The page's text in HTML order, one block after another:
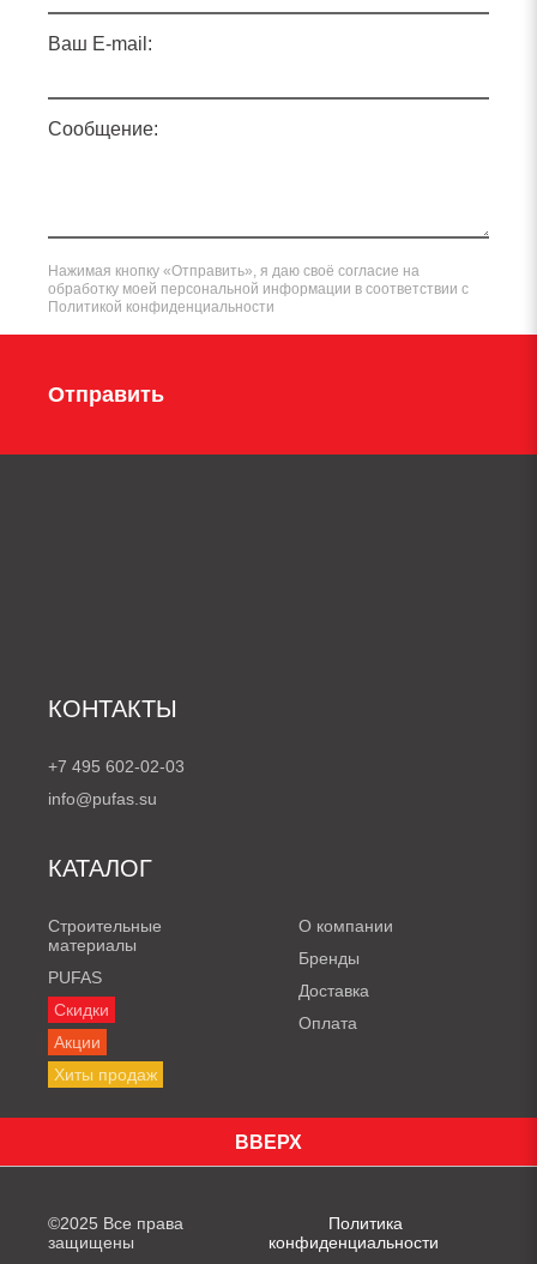
Ваш E-mail:
Сообщение:
Нажимая кнопку «Отправить», я даю своё согласие на
обработку моей персональной информации в соответствии с
Политикой конфиденциальности
Отправить
КОНТАКТЫ
+7 495 602-02-03
info@pufas.su
КАТАЛОГ
Строительные
материалы
PUFAS
Скидки
Акции
Хиты продаж
О компании
Бренды
Доставка
Оплата
ВВЕРХ
©2025 Все права
защищены
Политика
конфиденциальности